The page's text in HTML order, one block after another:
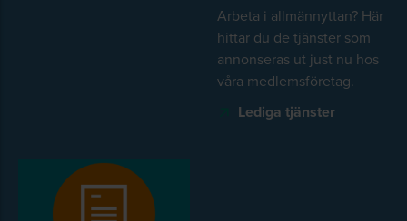
Arbeta i allmännyttan? Här
hittar du de tjänster som
annonseras ut just nu hos
våra medlemsföretag.
Lediga tjänster